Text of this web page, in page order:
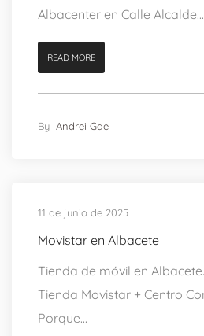
Albacenter en Calle Alcalde...
READ MORE
By Andrei Gae
11 de junio de 2025
Movistar en Albacete
Tienda de móvil en
Tienda Movistar + Centro
Porque...